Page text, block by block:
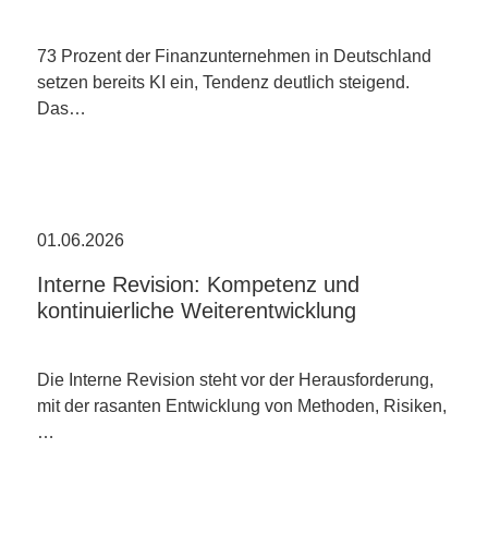
73 Prozent der Finanzunternehmen in Deutschland
setzen bereits KI ein, Tendenz deutlich steigend.
Das…
01.06.2026
Interne Revision: Kompetenz und
kontinuierliche Weiterentwicklung
Die Interne Revision steht vor der Herausforderung,
mit der rasanten Entwicklung von Methoden, Risiken,
…